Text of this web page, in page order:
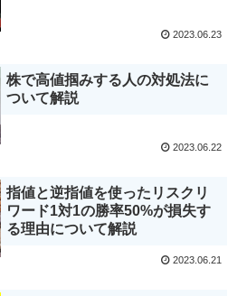
2023.06.23
株で高値掴みする人の対処法に
ついて解説
2023.06.22
指値と逆指値を使ったリスクリ
ワード1対1の勝率50%が損失す
る理由について解説
2023.06.21